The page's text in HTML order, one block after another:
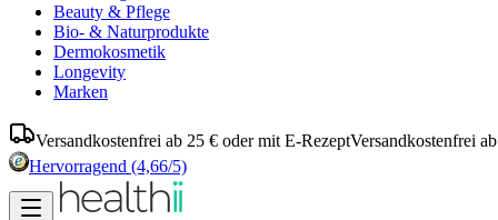
Beauty & Pflege
Bio- & Naturprodukte
Dermokosmetik
Longevity
Marken
Versandkostenfrei ab 25 € oder mit E-RezeptVersandkostenfrei
Hervorragend (4,66/5)